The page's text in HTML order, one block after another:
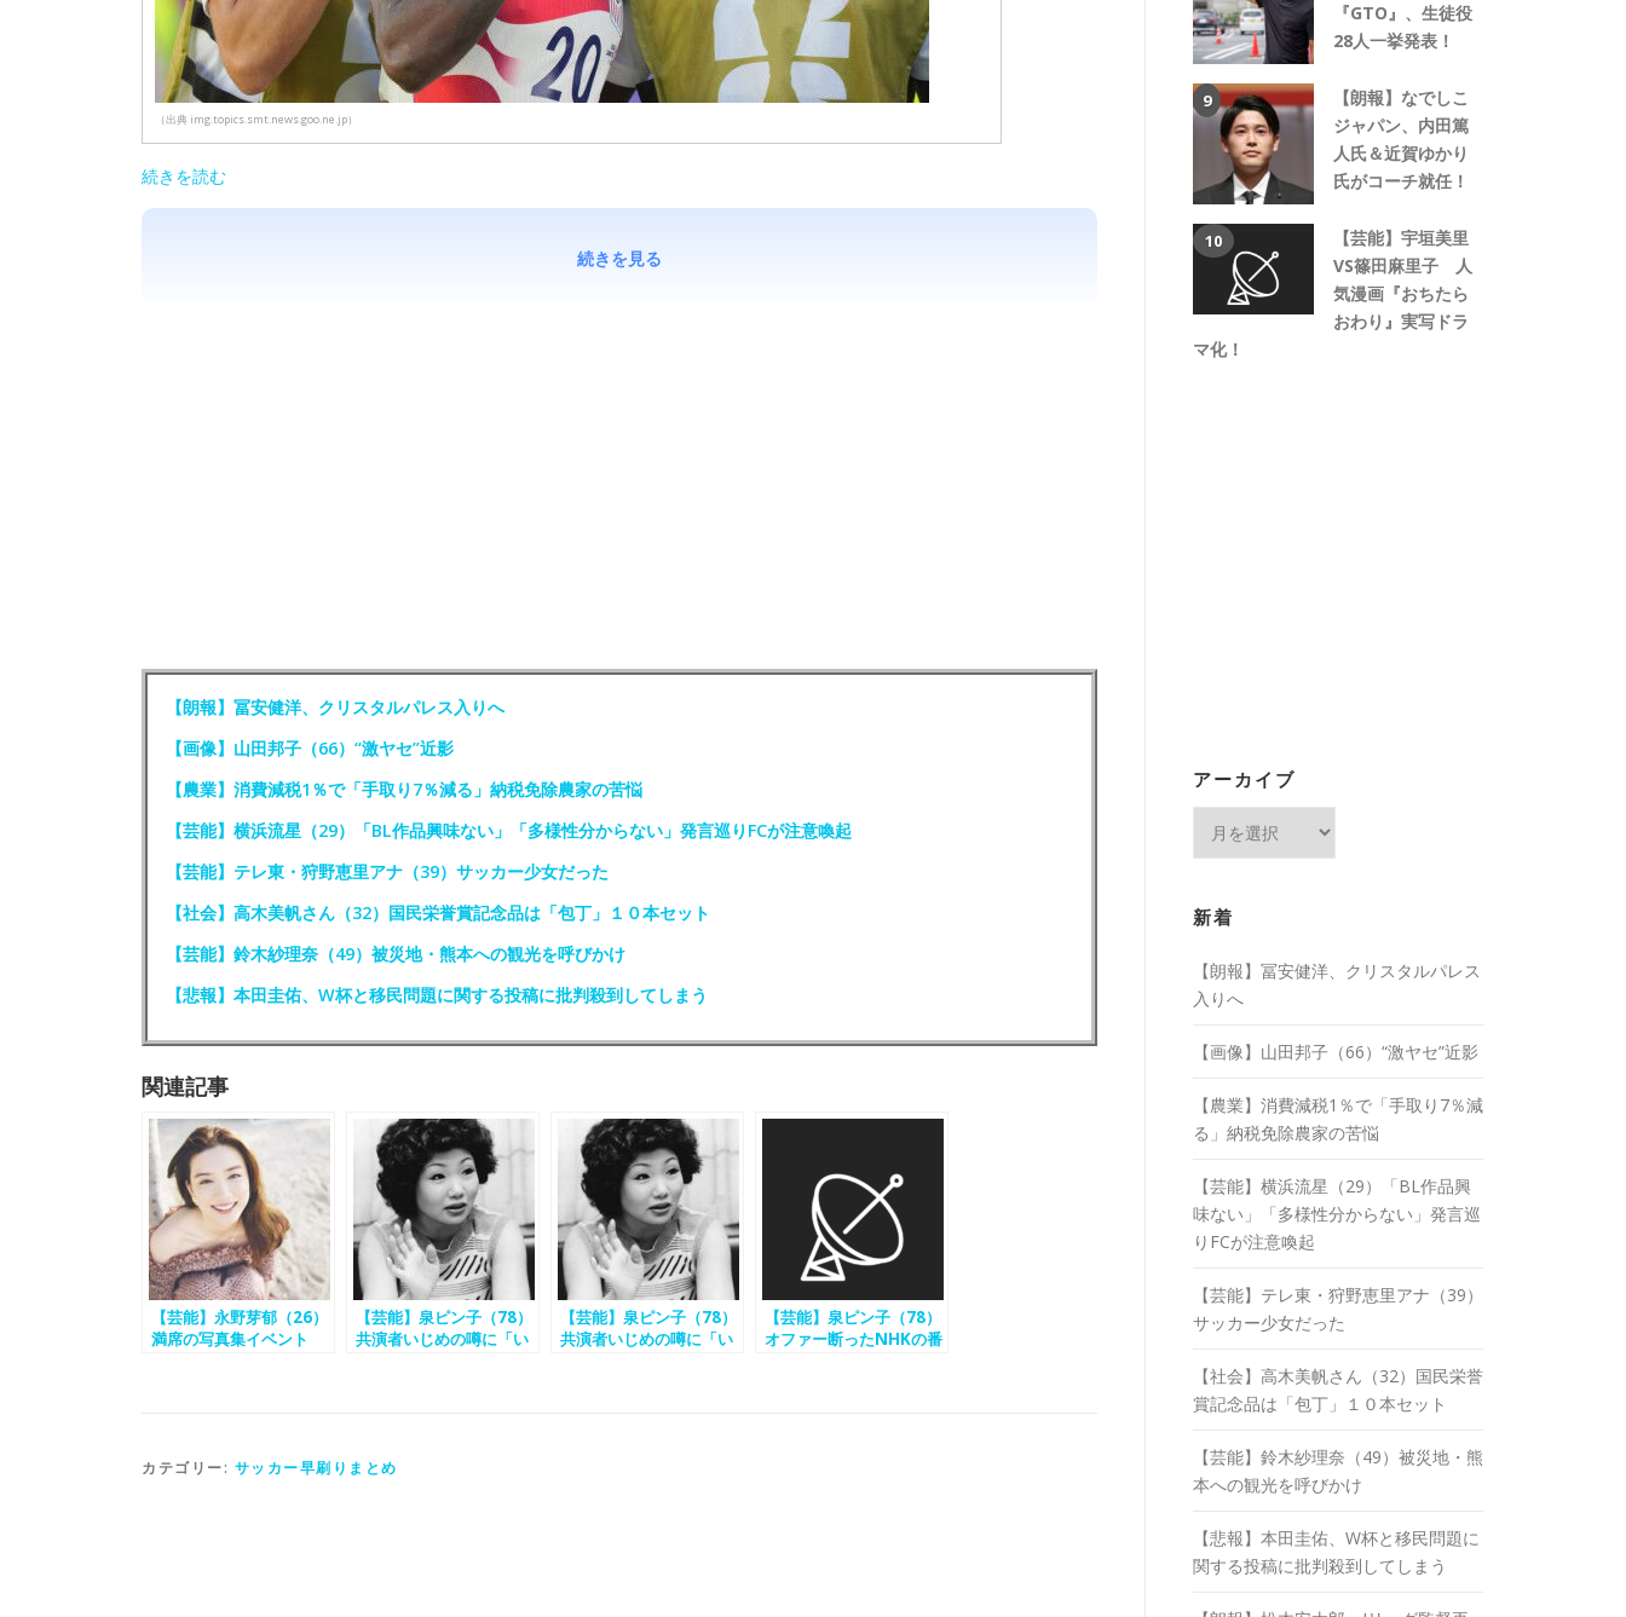
（出典 img.topics.smt.news.goo.ne.jp）
続きを読む
続きを見る
【朗報】冨安健洋、クリスタルパレス入りへ
【画像】山田邦子（66）“激ヤセ”近影
【農業】消費減税1％で「手取り7％減る」納税免除農家の苦悩
【芸能】横浜流星（29）「BL作品興味ない」「多様性分からない」発言巡りFCが注意喚起
【芸能】テレ東・狩野恵里アナ（39）サッカー少女だった
【社会】高木美帆さん（32）国民栄誉賞記念品は「包丁」１０本セット
【芸能】鈴木紗理奈（49）被災地・熊本への観光を呼びかけ
【悲報】本田圭佑、W杯と移民問題に関する投稿に批判殺到してしまう
関連記事
【芸能】永野芽郁（26）
満席の写真集イベント
【芸能】泉ピン子（78）
共演者いじめの噂に「い
【芸能】泉ピン子（78）
共演者いじめの噂に「い
【芸能】泉ピン子（78）
オファー断ったNHKの番
カテゴリー: サッカー早刷りまとめ
『GTO』、生徒役
28人一挙発表！
【朗報】なでしこ
ジャパン、内田篤
人氏＆近賀ゆかり
氏がコーチ就任！
【芸能】宇垣美里
VS篠田麻里子 人
気漫画『おちたら
おわり』実写ドラ
マ化！
アーカイブ
イ
ブ
新着
【朗報】冨安健洋、クリスタルパレス
入りへ
【画像】山田邦子（66）“激ヤセ”近影
【農業】消費減税1％で「手取り7％減
る」納税免除農家の苦悩
【芸能】横浜流星（29）「BL作品興
味ない」「多様性分からない」発言巡
りFCが注意喚起
【芸能】テレ東・狩野恵里アナ（39）
サッカー少女だった
【社会】高木美帆さん（32）国民栄誉
賞記念品は「包丁」１０本セット
【芸能】鈴木紗理奈（49）被災地・熊
本への観光を呼びかけ
【悲報】本田圭佑、W杯と移民問題に
関する投稿に批判殺到してしまう